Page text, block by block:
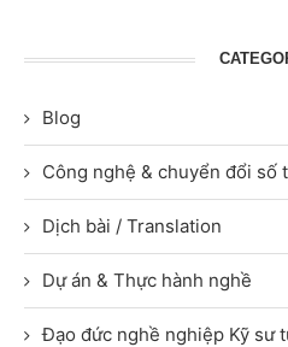
Blog
Công nghệ & chuyển đổi số
Dịch bài / Translation
Dự án & Thực hành nghề
Đạo đức nghề nghiệp Kỹ sư